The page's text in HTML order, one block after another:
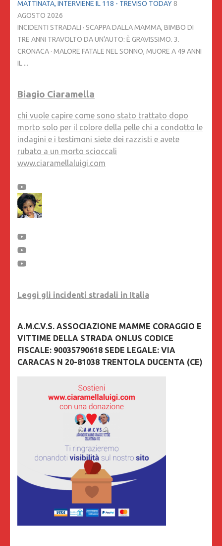
MATTINATA, INTERVIENE IL 118 - TREVISO TODAY8
AGOSTO 2026
INCIDENTI STRADALI · SCAPPA DALLA MAMMA, BIMBO DI
TRE ANNI TRAVOLTO DA UN'AUTO: È GRAVISSIMO. 3.
CRONACA · MALORE FATALE NEL SONNO, MUORE A 49 ANNI
IL ...
Biagio Ciaramella
chi vuole capire come sono stato trattato dopo
morto solo per il colore della pelle chi a condotto le
indagini e i testimoni siete dei razzisti e avete
rubato a un morto scioccali
www.ciaramellaluigi.com
Leggi gli incidenti stradali in Italia
A.M.C.V.S. ASSOCIAZIONE MAMME CORAGGIO E
VITTIME DELLA STRADA ONLUS CODICE
FISCALE: 90035790618 SEDE LEGALE: VIA
CARACAS N 20-81038 TRENTOLA DUCENTA (CE)